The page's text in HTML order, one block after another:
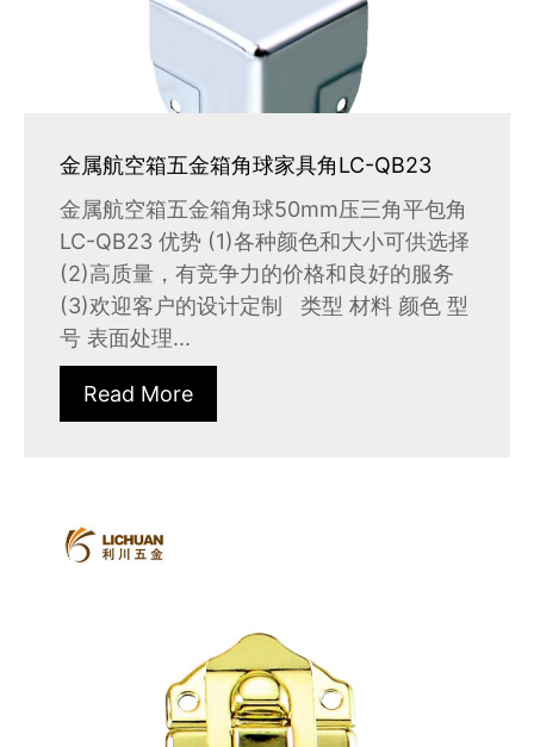
金属航空箱五金箱角球家具角LC-QB23
金属航空箱五金箱角球50mm压三角平包角
LC-QB23 优势 (1)各种颜色和大小可供选择
(2)高质量，有竞争力的价格和良好的服务
(3)欢迎客户的设计定制 类型 材料 颜色 型
号 表面处理...
Read More